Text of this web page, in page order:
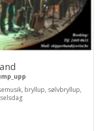
bryllup, sølvbryllup,